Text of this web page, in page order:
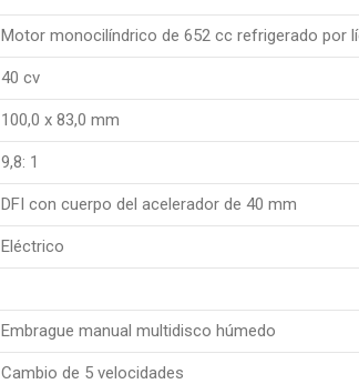
Motor monocilíndrico de 652 cc refrigerado por
40 cv
100,0 x 83,0 mm
9,8: 1
DFI con cuerpo del acelerador de 40 mm
Eléctrico
Embrague manual multidisco húmedo
Cambio de 5 velocidades